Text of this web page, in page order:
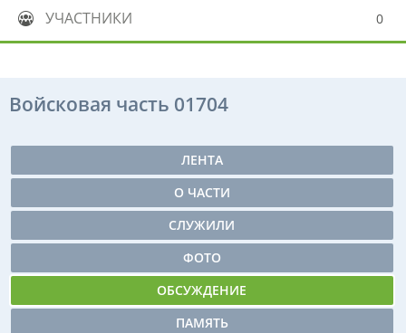
УЧАСТНИКИ 0
Войсковая часть 01704
ЛЕНТА
О ЧАСТИ
СЛУЖИЛИ
ФОТО
ОБСУЖДЕНИЕ
ПАМЯТЬ